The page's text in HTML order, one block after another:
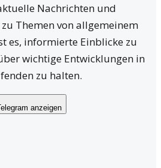
Nachrichten und
Themen von allgemeinem
es, informierte Einblicke zu
wichtige Entwicklungen in
zu halten.
anzeigen